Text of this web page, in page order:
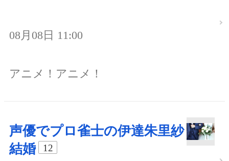
08月08日 11:00
アニメ！アニメ！
声優でプロ雀士の伊達朱里紗
結婚
12